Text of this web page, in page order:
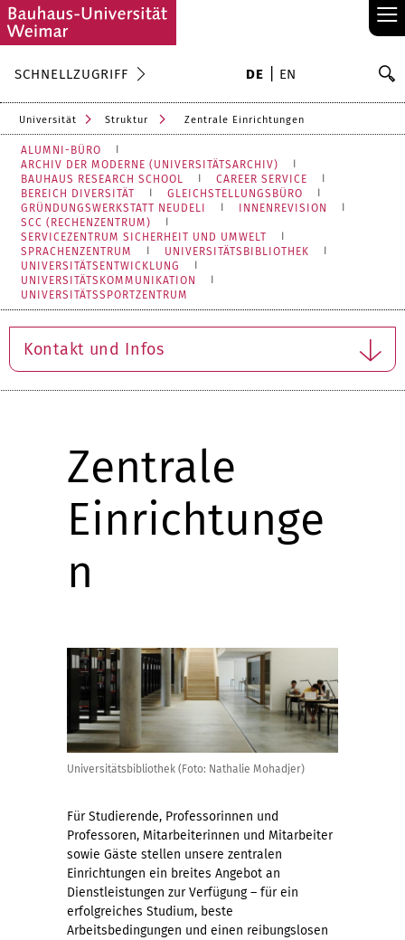
≡
SCHNELLZUGRIFF DE EN
Universität Struktur Zentrale Einrichtungen
ALUMNI-BÜRO
ARCHIV DER MODERNE (UNIVERSITÄTSARCHIV)
BAUHAUS RESEARCH SCHOOL
CAREER SERVICE
BEREICH DIVERSITÄT
GLEICHSTELLUNGSBÜRO
GRÜNDUNGSWERKSTATT NEUDELI
INNENREVISION
SCC (RECHENZENTRUM)
SERVICEZENTRUM SICHERHEIT UND UMWELT
SPRACHENZENTRUM
UNIVERSITÄTSBIBLIOTHEK
UNIVERSITÄTSENTWICKLUNG
UNIVERSITÄTSKOMMUNIKATION
UNIVERSITÄTSSPORTZENTRUM
Kontakt und Infos
Zentrale
Einrichtunge
n
Universitätsbibliothek (Foto: Nathalie Mohadjer)
Für Studierende, Professorinnen und
Professoren, Mitarbeiterinnen und Mitarbeiter
sowie Gäste stellen unsere zentralen
Einrichtungen ein breites Angebot an
Dienstleistungen zur Verfügung – für ein
erfolgreiches Studium, beste
Arbeitsbedingungen und einen reibungslosen